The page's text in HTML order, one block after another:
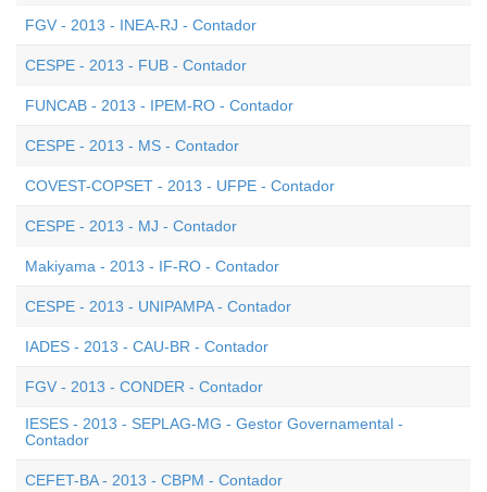
FGV - 2013 - INEA-RJ - Contador
CESPE - 2013 - FUB - Contador
FUNCAB - 2013 - IPEM-RO - Contador
CESPE - 2013 - MS - Contador
COVEST-COPSET - 2013 - UFPE - Contador
CESPE - 2013 - MJ - Contador
Makiyama - 2013 - IF-RO - Contador
CESPE - 2013 - UNIPAMPA - Contador
IADES - 2013 - CAU-BR - Contador
FGV - 2013 - CONDER - Contador
IESES - 2013 - SEPLAG-MG - Gestor Governamental -
Contador
CEFET-BA - 2013 - CBPM - Contador